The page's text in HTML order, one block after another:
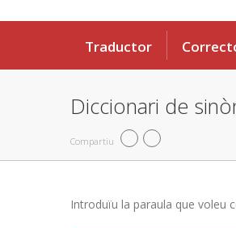
Traductor
Diccionari de
Compartiu
Introduïu la paraula que voleu